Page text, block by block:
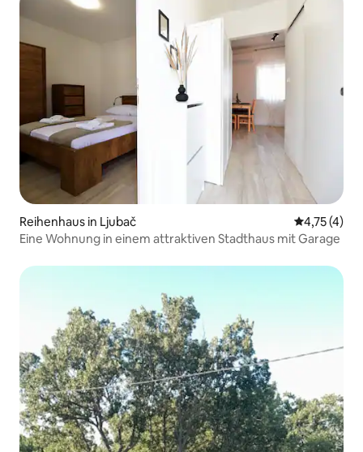
Reihenhaus in Ljubač
4,75 (4)
Eine Wohnung in einem attraktiven Stadthaus mit Garage